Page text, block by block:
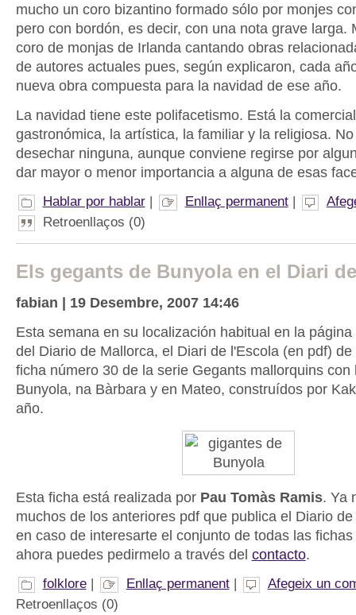
mucho un coro bizantino formado sólo por monjes
pero con bordón, es decir, con una nota grave larga.
coro de monjas de Irlanda cantando obras
de autores actuales pues, según explicaron, cada
nueva obra compuesta para la navidad de ese año.
La navidad tiene este polifacetismo. Está la
gastronómica, la artística, la familiar y la religiosa.
desechar ninguna, aunque conviene regirse por
dar mayor o menor importancia a alguna de esas
Hablar por hablar| Enllaç permanent|
Retroenllaços (0)
Els gegants de Bunyola en el Diari
fabian | 19 Desembre, 2007 14:46
Esta semana en su localización habitual en la
del Diario de Mallorca, el Diari de l'Escola (en pdf)
ficha número 30 de la serie Gegants mallorquins con
Bunyola, na Bàrbara y en Mateo, construídos por
año.
Esta ficha está realizada por Pau Tomàs Ramis. Ya
muchos de los anteriores pdf que publica el Diario
en caso de interesarte el conjunto de todas las
ahora puedes pedirmelo a través del contacto.
folklore| Enllaç permanent|
Afegeix un
Retroenllaços (0)